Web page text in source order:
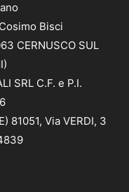
Bisci
CERNUSCO SUL
SRL C.F. e P.I.
81051, Via VERDI, 3